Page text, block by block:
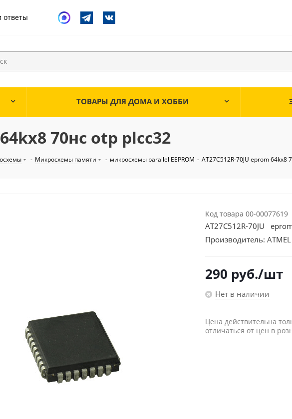
ответы
ТОВАРЫ ДЛЯ ДОМА И ХОББИ
70нс otp plcc32
- Микросхемы памяти - микросхемы parallel EEPROM - AT27C512R-70JU eprom 64kx8
Код товара 00-00077619
AT27C512R-70JU
Производитель: ATMEL
290 руб./шт
Нет в наличии
Цена действительна
отличаться от цен в